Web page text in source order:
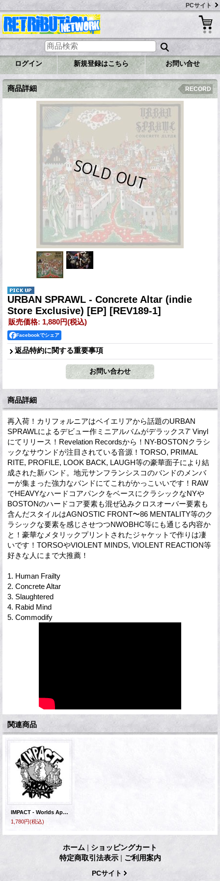
PCサイト
ログイン 新規登録はこちら お問い合せ
商品詳細 RECORD
URBAN SPRAWL - Concrete Altar (indie
Store Exclusive) [EP] [REV189-1]
販売価格: 1,880円(税込)
Facebookでシェア
返品特約に関する重要事項
商品詳細
再入荷！カリフォルニアはベイエリアから話題のURBAN
SPRAWLによるデビュー作ミニアルバムがデラックス7' Vinyl
にてリリース！Revelation Recordsから！NY-BOSTONクラシ
ックなサウンドが注目されている音源！TORSO, PRIMAL
RITE, PROFILE, LOOK BACK, LAUGH等の豪華面子により結
成された新バンド。地元サンフランシスコのバンドのメンバ
ーが集まった強力なバンドにてこれがかっこいいです！RAW
でHEAVYなハードコアパンクをベースにクラシックなNYや
BOSTONのハードコア要素も混ぜ込みクロスオーバー要素も
含んだスタイルはAGNOSTIC FRONT〜86 MENTALITY等のク
ラシックな要素を感じさせつつNWOBHC等にも通じる内容か
と！豪華なメタリックプリントされたジャケットで作りは凄
いです！TORSOやVIOLENT MINDS, VIOLENT REACTION等
好きな人にまで大推薦！
1. Human Frailty
2. Concrete Altar
3. Slaughtered
4. Rabid Mind
5. Commodify
関連商品
IMPACT - Worlds Apart [EP]
1,780円(税込)
ホーム | ショッピングカート
特定商取引法表示 | ご利用案内
PCサイト